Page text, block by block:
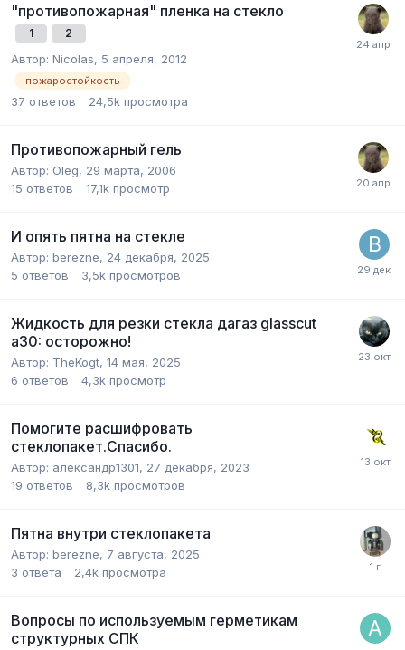
"противопожарная" пленка на стекло
1 2
Автор: Nicolas, 5 апреля, 2012
пожаростойкость
37 ответов 24,5k просмотра
Противопожарный гель
Автор: Oleg, 29 марта, 2006
15 ответов 17,1k просмотр
И опять пятна на стекле
Автор: berezne, 24 декабря, 2025
5 ответов 3,5k просмотров
Жидкость для резки стекла дагаз glasscut
a30: осторожно!
Автор: TheKogt, 14 мая, 2025
6 ответов 4,3k просмотр
Помогите расшифровать
стеклопакет.Спасибо.
Автор: александр1301, 27 декабря, 2023
19 ответов 8,3k просмотров
Пятна внутри стеклопакета
Автор: berezne, 7 августа, 2025
3 ответа 2,4k просмотра
Вопросы по используемым герметикам
структурных СПК